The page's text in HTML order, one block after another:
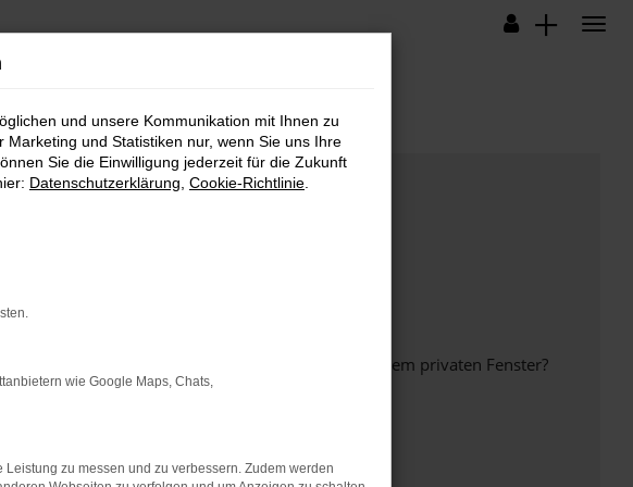
die Seite in einem anderen Browser oder in einem privaten Fenster?
Funktionen nicht mehr unterstützt werden.
und unsere Kommunikation mit Ihnen zu
und Statistiken nur, wenn Sie uns Ihre
Sie die Einwilligung jederzeit für die Zukunft
Datenschutzerklärung Cookie-Richtlinie
wie Google Maps, Chats,
zu messen und zu verbessern. Zudem werden